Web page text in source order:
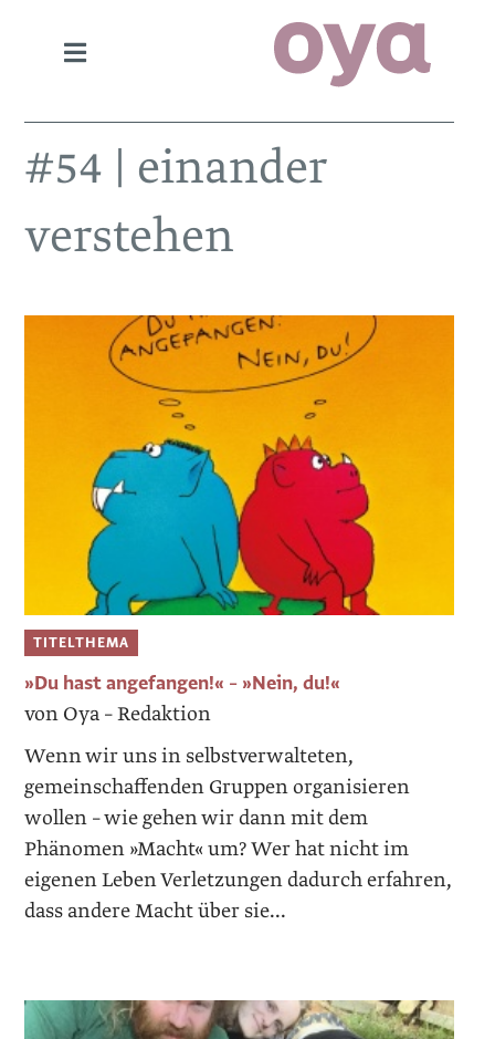
#54 | einander
verstehen
TITELTHEMA
»Du hast angefangen!« – »Nein, du!«
von Oya – Redaktion
Wenn wir uns in selbstverwalteten,
gemeinschaffenden Gruppen organisieren
wollen – wie gehen wir dann mit dem
Phänomen »Macht« um? Wer hat nicht im
eigenen Leben Verletzungen dadurch erfahren,
dass andere Macht über sie...